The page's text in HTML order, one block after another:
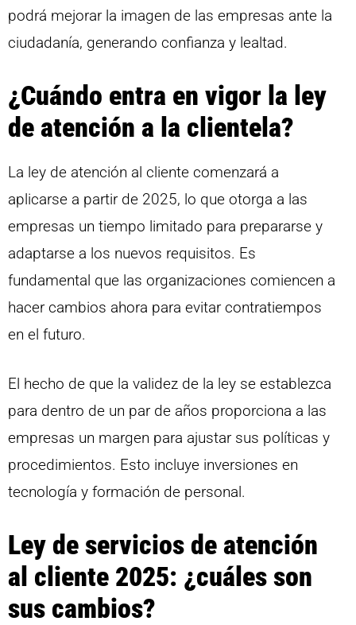
podrá mejorar la imagen de las empresas ante la
ciudadanía, generando confianza y lealtad.
¿Cuándo entra en vigor la ley
de atención a la clientela?
La ley de atención al cliente comenzará a
aplicarse a partir de 2025, lo que otorga a las
empresas un tiempo limitado para prepararse y
adaptarse a los nuevos requisitos. Es
fundamental que las organizaciones comiencen a
hacer cambios ahora para evitar contratiempos
en el futuro.
El hecho de que la validez de la ley se establezca
para dentro de un par de años proporciona a las
empresas un margen para ajustar sus políticas y
procedimientos. Esto incluye inversiones en
tecnología y formación de personal.
Ley de servicios de atención
al cliente 2025: ¿cuáles son
sus cambios?